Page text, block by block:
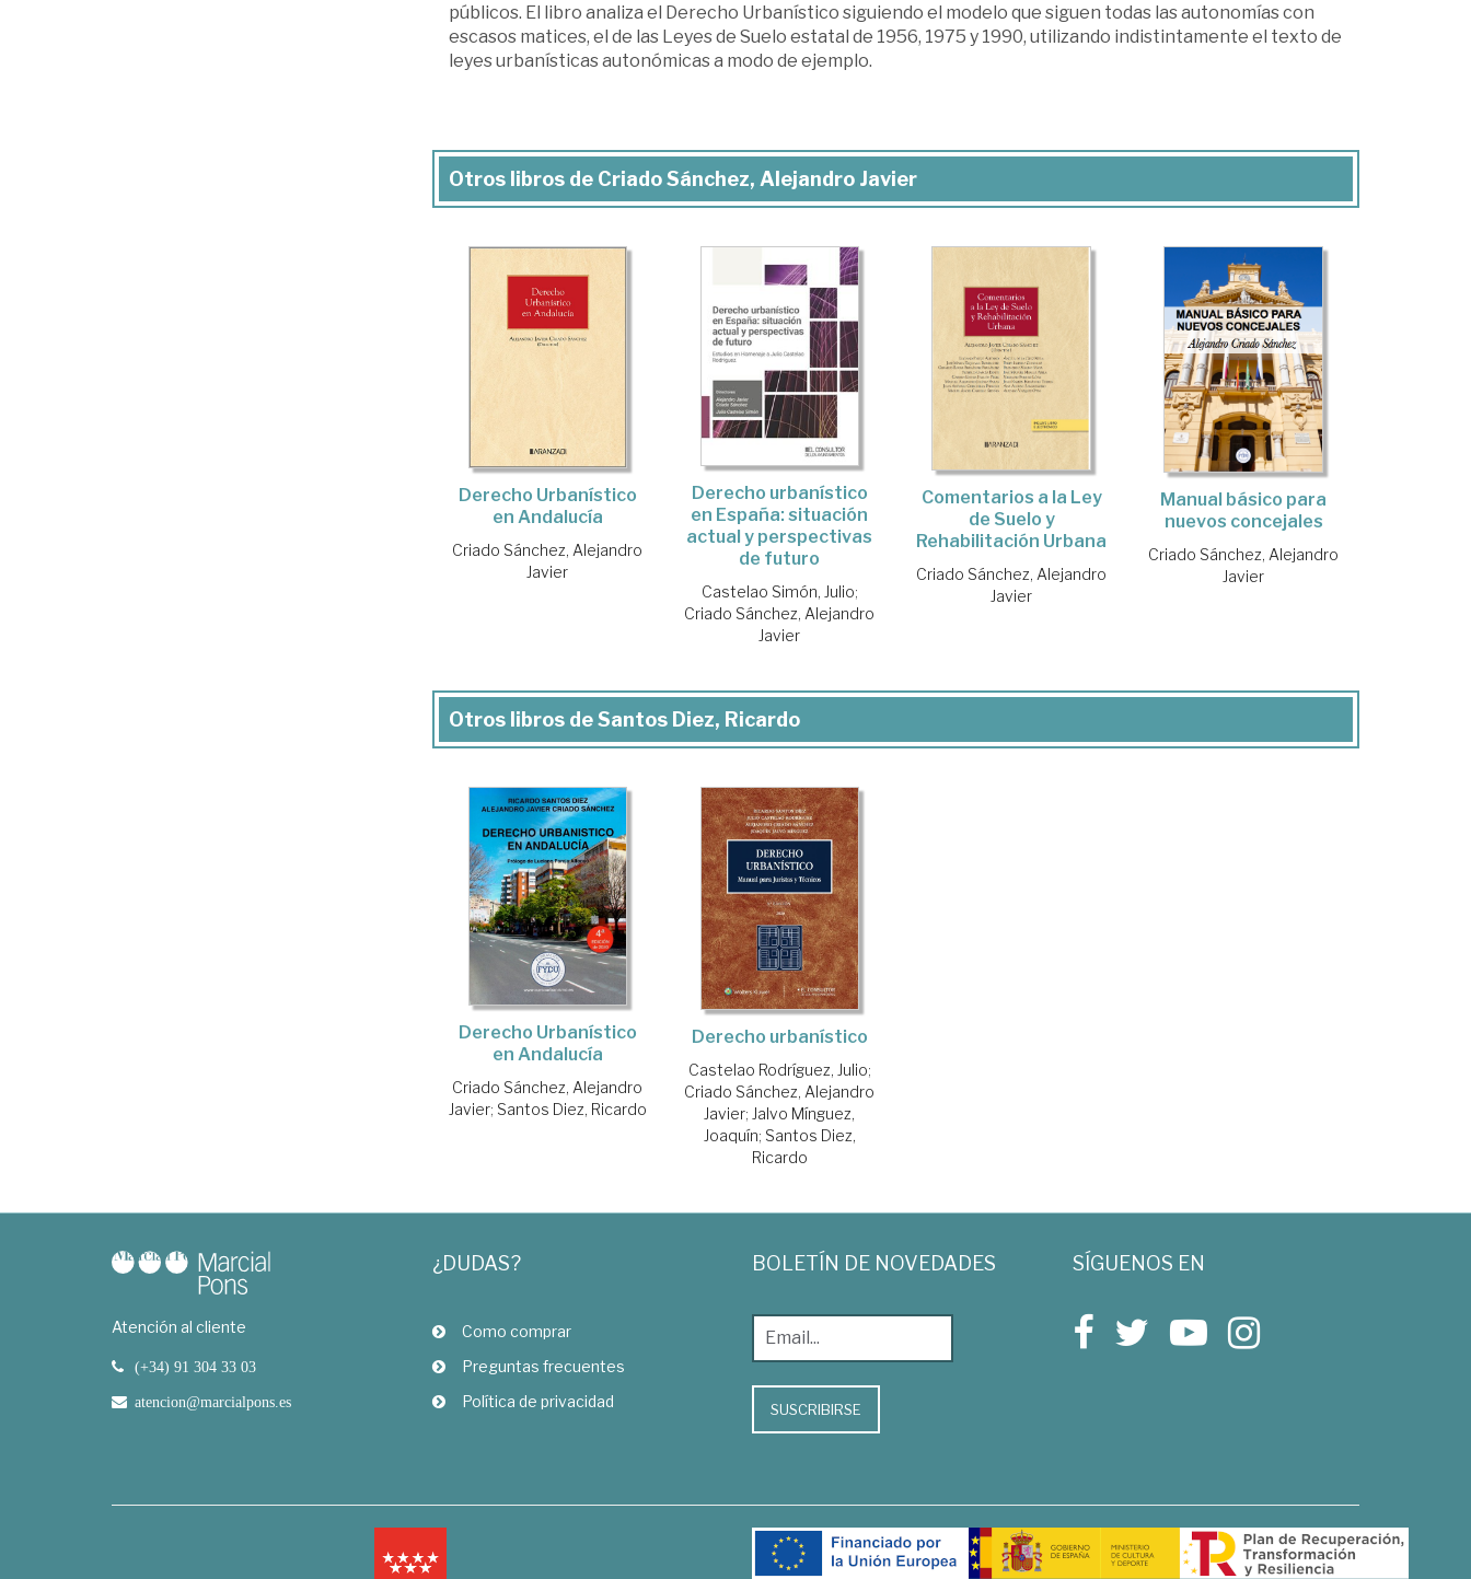
públicos. El libro analiza el Derecho Urbanístico siguiendo el modelo que siguen todas las autonomías con
escasos matices, el de las Leyes de Suelo estatal de 1956, 1975 y 1990, utilizando indistintamente el texto de
leyes urbanísticas autonómicas a modo de ejemplo.
Otros libros de Criado Sánchez, Alejandro Javier
Derecho Urbanístico
en Andalucía
Criado Sánchez, Alejandro
Javier
Derecho urbanístico
en España: situación
actual y perspectivas
de futuro
Castelao Simón, Julio;
Criado Sánchez, Alejandro
Javier
Comentarios a la Ley
de Suelo y
Rehabilitación Urbana
Criado Sánchez, Alejandro
Javier
Manual básico para
nuevos concejales
Criado Sánchez, Alejandro
Javier
Otros libros de Santos Diez, Ricardo
Derecho Urbanístico
en Andalucía
Criado Sánchez, Alejandro
Javier; Santos Diez, Ricardo
Derecho urbanístico
Castelao Rodríguez, Julio;
Criado Sánchez, Alejandro
Javier; Jalvo Mínguez,
Joaquín; Santos Diez,
Ricardo
Atención al cliente
(+34) 91 304 33 03
atencion@marcialpons.es
¿DUDAS?
Como comprar
Preguntas frecuentes
Política de privacidad
BOLETÍN DE NOVEDADES
SUSCRIBIRSE
SÍGUENOS EN